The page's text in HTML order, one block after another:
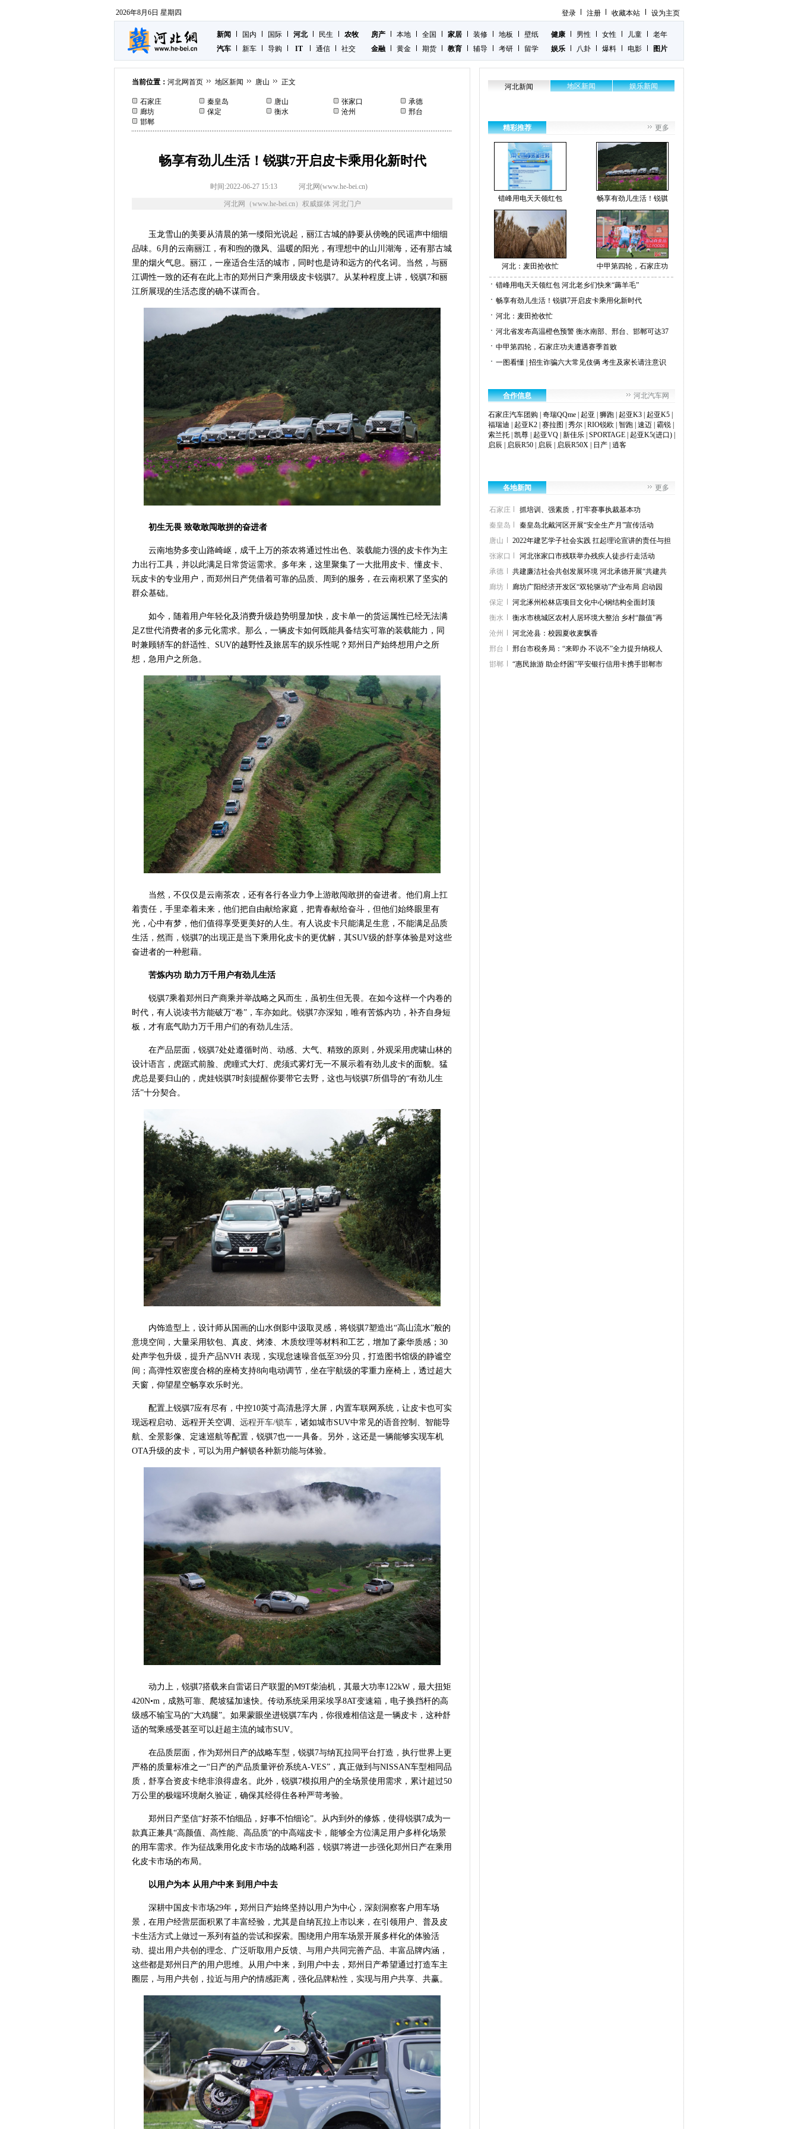
2026年8月6日 星期四 登录 注册 收藏本站 设为主页
新闻 国内 国际 河北 民生
农牧
汽车
新车 导购 IT 通信 社交
房产 本地 全国 家居 装修 地板
壁纸
金融
黄金 期货 教育 辅导 考研 留学
健康 男性 女性 儿童
老年
娱乐
八卦 爆料 电影 图片
当前位置： 河北网首页 地区新闻 唐山 正文
石家庄 秦皇岛 唐山 张家口
承德
廊坊
保定 衡水 沧州
邢台
邯郸
畅享有劲儿生活！锐骐7开启皮卡乘用化新时代
时间:2022-06-27 15:13 河北网(www.he-bei.cn)
河北网（www.he-bei.cn）权威媒体 河北门户
玉龙雪山的美要从清晨的第一缕阳光说起，丽江古城的静要从傍晚的民谣声中细细
品味。6月的云南丽江，有和煦的微风、温暖的阳光，有理想中的山川湖海，还有那古城
里的烟火气息。丽江，一座适合生活的城市，同时也是诗和远方的代名词。当然，与丽
江调性一致的还有在此上市的郑州日产乘用级皮卡锐骐7。从某种程度上讲，锐骐7和丽
江所展现的生活态度的确不谋而合。
初生无畏 致敬敢闯敢拼的奋进者
云南地势多变山路崎岖，成千上万的茶农将通过性出色、装载能力强的皮卡作为主
力出行工具，并以此满足日常货运需求。多年来，这里聚集了一大批用皮卡、懂皮卡、
玩皮卡的专业用户，而郑州日产凭借着可靠的品质、周到的服务，在云南积累了坚实的
群众基础。
如今，随着用户年轻化及消费升级趋势明显加快，皮卡单一的货运属性已经无法满
足Z世代消费者的多元化需求。那么，一辆皮卡如何既能具备结实可靠的装载能力，同
时兼顾轿车的舒适性、SUV的越野性及旅居车的娱乐性呢？郑州日产始终想用户之所
想，急用户之所急。
当然，不仅仅是云南茶农，还有各行各业力争上游敢闯敢拼的奋进者。他们肩上扛
着责任，手里牵着未来，他们把自由献给家庭，把青春献给奋斗，但他们始终眼里有
光，心中有梦，他们值得享受更美好的人生。有人说皮卡只能满足生意，不能满足品质
生活，然而，锐骐7的出现正是当下乘用化皮卡的更优解，其SUV级的舒享体验是对这些
奋进者的一种慰藉。
苦炼内功 助力万千用户有劲儿生活
锐骐7乘着郑州日产商乘并举战略之风而生，虽初生但无畏。在如今这样一个内卷的
时代，有人说读书方能破万“卷”，车亦如此。锐骐7亦深知，唯有苦炼内功，补齐自身短
板，才有底气助力万千用户们的有劲儿生活。
在产品层面，锐骐7处处遵循时尚、动感、大气、精致的原则， 外观采用虎啸山林的
设计语言，虎踞式前脸、虎瞳式大灯、虎须式雾灯无一不展示着有劲儿皮卡的面貌。猛
虎总是要归山的，虎娃锐骐7时刻提醒你要带它去野， 这也与锐骐7所倡导的“有劲儿生
活”十分契合。
内饰造型上，设计师从国画的山水倒影中汲取灵感，将锐骐7塑造出“高山流水”般的
意境空间，大量采用软包、真皮、烤漆、木质纹理等材料和工艺，增加了豪华质感；30
处声学包升级，提升产品NVH 表现，实现怠速噪音低至39分贝，打造图书馆级的静谧空
间；高弹性双密度合棉的座椅支持8向电动调节，坐在宇航级的零重力座椅上，透过超大
天窗，仰望星空畅享欢乐时光。
配置上锐骐7应有尽有，中控10英寸高清悬浮大屏，内置车联网系统，让皮卡也可实
现远程启动、远程开关空调、 远程开车/锁车 ，诸如城市SUV中常见的语音控制、智能导
航、全景影像、定速巡航等配置，锐骐7也一一具备。另外，这还是一辆能够实现车机
OTA升级的皮卡，可以为用户解锁各种新功能与体验。
动力上，锐骐7搭载来自雷诺日产联盟的M9T柴油机，其最大功率122kW，最大扭矩
420N•m，成熟可靠、 爬坡猛加速快。传动系统采用采埃孚8AT变速箱，电子换挡杆的高
级感不输宝马的“大鸡腿”。如果蒙眼坐进锐骐7车内，你很难相信这是一辆皮卡，这种舒
适的驾乘感受甚至可以赶超主流的城市SUV。
在品质层面， 作为郑州日产的战略车型，锐骐7与纳瓦拉同平台打造，执行世界上更
严格的质量标准之一“日产的产品质量评价系统A-VES”，真正做到与NISSAN车型相同品
质，舒享合资皮卡绝非浪得虚名。此外，锐骐7模拟用户的全场景使用需求，累计超过50
万公里的极端环境耐久验证，确保其经得住各种严苛考验。
郑州日产坚信“好茶不怕细品，好事不怕细论”。从内到外的修炼，使得锐骐7成为一
款真正兼具“高颜值、高性能、高品质”的中高端皮卡，能够全方位满足用户多样化场景
的用车需求。作为征战乘用化皮卡市场的战略利器，锐骐7将进一步强化郑州日产在乘用
化皮卡市场的布局。
以用户为本 从用户中来 到用户中去
深耕中国皮卡市场29年 ， 郑州日产始终坚持以用户为中心，深刻洞察客户用车场
景，在用户经营层面积累了丰富经验，尤其是自纳瓦拉上市以来，在引领用户、普及皮
卡生活方式上做过一系列有益的尝试和探索。围绕用户用车场景开展多样化的体验活
动、提出用户共创的理念、广泛听取用户反馈、与用户共同完善产品、丰富品牌内涵，
这些都是郑州日产的用户思维。从用户中来，到用户中去，郑州日产希望通过打造车主
圈层，与用户共创， 拉近与用户的情感距离，强化品牌粘性， 实现与用户共享、共赢。
河北新闻 地区新闻 娱乐新闻
精彩推荐 更多
错峰用电天天领红包 畅享有劲儿生活！锐骐
河北：麦田抢收忙 中甲第四轮，石家庄功
错峰用电天天领红包 河北老乡们快来“薅羊毛”
畅享有劲儿生活！锐骐7开启皮卡乘用化新时代
河北：麦田抢收忙
河北省发布高温橙色预警 衡水南部、邢台、邯郸可达37
中甲第四轮，石家庄功夫遭遇赛季首败
一图看懂 | 招生诈骗六大常见伎俩 考生及家长请注意识
合作信息 河北汽车网
石家庄汽车团购 奇瑞QQme 起亚 狮跑 起亚K3 起亚K5
福瑞迪
起亚K2 赛拉图 秀尔 RIO锐欧 智跑 速迈 霸锐
索兰托 凯尊 起亚VQ 新佳乐 SPORTAGE 起亚K5(进口)
启辰
启辰R50 启辰 启辰R50X 日产 逍客
各地新闻 更多
石家庄
抓培训、强素质，打牢赛事执裁基本功
秦皇岛
秦皇岛北戴河区开展“安全生产月”宣传活动
唐山
2022年建艺学子社会实践 扛起理论宣讲的责任与担
张家口
河北张家口市残联举办残疾人徒步行走活动
承德
共建廉洁社会共创发展环境 河北承德开展“共建共
廊坊
廊坊广阳经济开发区“双轮驱动”产业布局 启动园
保定
河北涿州松林店项目文化中心钢结构全面封顶
衡水
衡水市桃城区农村人居环境大整治 乡村“颜值”再
沧州
河北沧县：校园夏收麦飘香
邢台
邢台市税务局：“来即办 不说不”全力提升纳税人
邯郸
“惠民旅游 助企纾困”平安银行信用卡携手邯郸市